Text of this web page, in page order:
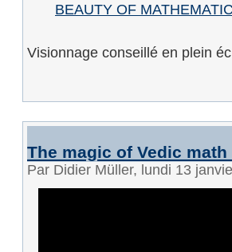
BEAUTY OF
Visionnage conseillé en plein
The magic of Vedic math
Par Didier Müller, lundi 13